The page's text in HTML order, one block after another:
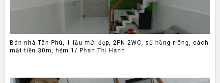
Bán nhà Tân Phú, 1 lầu mới đẹp, 2PN 2WC, sổ hồng riêng, cách
mặt tiền 30m, hẻm 1/ Phan Thị Hành